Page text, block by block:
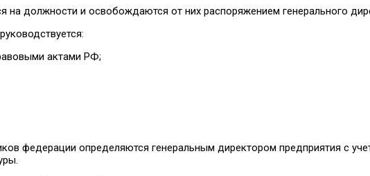
на должности и освобождаются от них распоряжением генерального
актами РФ;
федерации определяются генеральным директором предприятия с